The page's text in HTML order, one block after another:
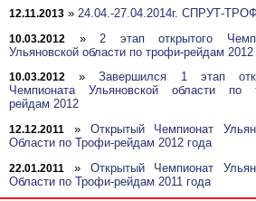
12.11.2013 » 24.04.-27.04.2014г. СПРУТ-
10.03.2012 » 2 этап открытого
Ульяновской области по трофи-рейдам 2012
10.03.2012 »Завершился 1 этап
Чемпионата Ульяновской области по
рейдам 2012
12.12.2011 » Открытый Чемпионат
Области по Трофи-рейдам 2012 года
22.01.2011 » Открытый Чемпионат
Области по Трофи-рейдам 2011 года